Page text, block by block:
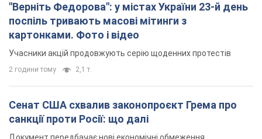
"Верніть Федорова": у містах України 23-й день
поспіль тривають масові мітинги з
картонками. Фото і відео
Учасники акцій продовжують серію щоденних протестів
2 години тому 2,1 т.
Сенат США схвалив законопроєкт Грема про
санкції проти Росії: що далі